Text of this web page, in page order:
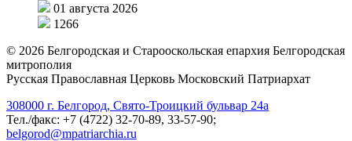
01 августа 2026
1266
© 2026 Белгородская и Старооскольская епархия Белгородская
митрополия
Русская Православная Церковь Московский Патриархат
308000 г. Белгород, Свято-Троицкий бульвар 24а
Тел./факс: +7 (4722) 32-70-89, 33-57-90;
belgorod@mpatriarchia.ru